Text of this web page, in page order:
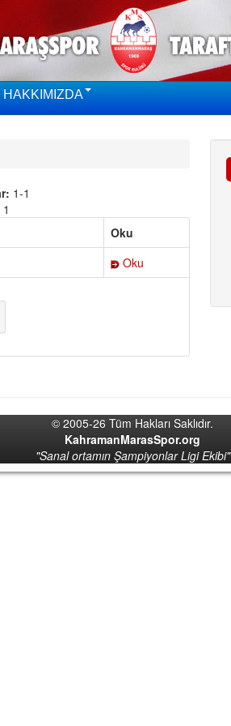
HAKKIMIZDA
1-1
1
Oku
Oku
© 2005-26 Tüm Hakları Saklıdır.
KahramanMarasSpor.org
"Sanal ortamın Şampiyonlar Ligi Ekibi"